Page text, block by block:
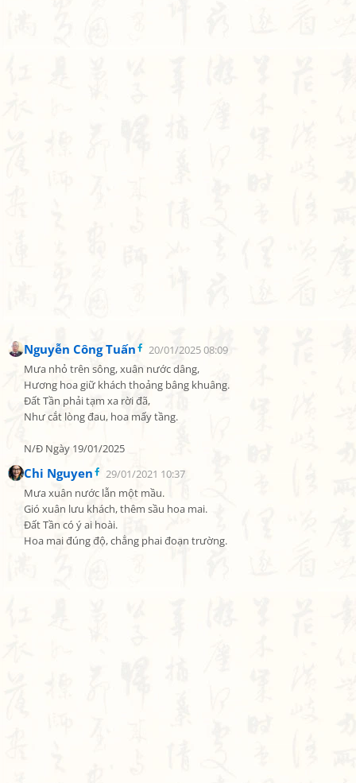
Nguyễn Công Tuấn
20/01/2025 08:09
Mưa nhỏ trên sông, xuân nước dâng,
Hương hoa giữ khách thoảng bâng khuâng.
Đất Tần phải tạm xa rời đã,
Như cắt lòng đau, hoa mấy tầng.
N/Đ Ngày 19/01/2025
Chi Nguyen
29/01/2021 10:37
Mưa xuân nước lẫn một mầu.
Gió xuân lưu khách, thêm sầu hoa mai.
Đất Tần có ý ai hoài.
Hoa mai đúng độ, chẳng phai đoạn trường.